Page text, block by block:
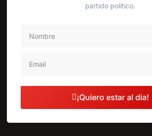
partido político.
¡Quiero estar al día!